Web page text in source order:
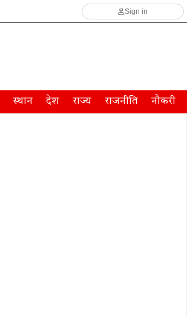
Sign in
स्थान देश राज्य राजनीति नौकरी